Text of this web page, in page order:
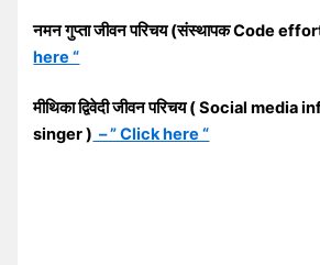
नमन गुप्ता जीवन परिचय (संस्थापक Code
here “
मीथिका द्विवेदी जीवन परिचय ( Social
singer ) – ” Click here “